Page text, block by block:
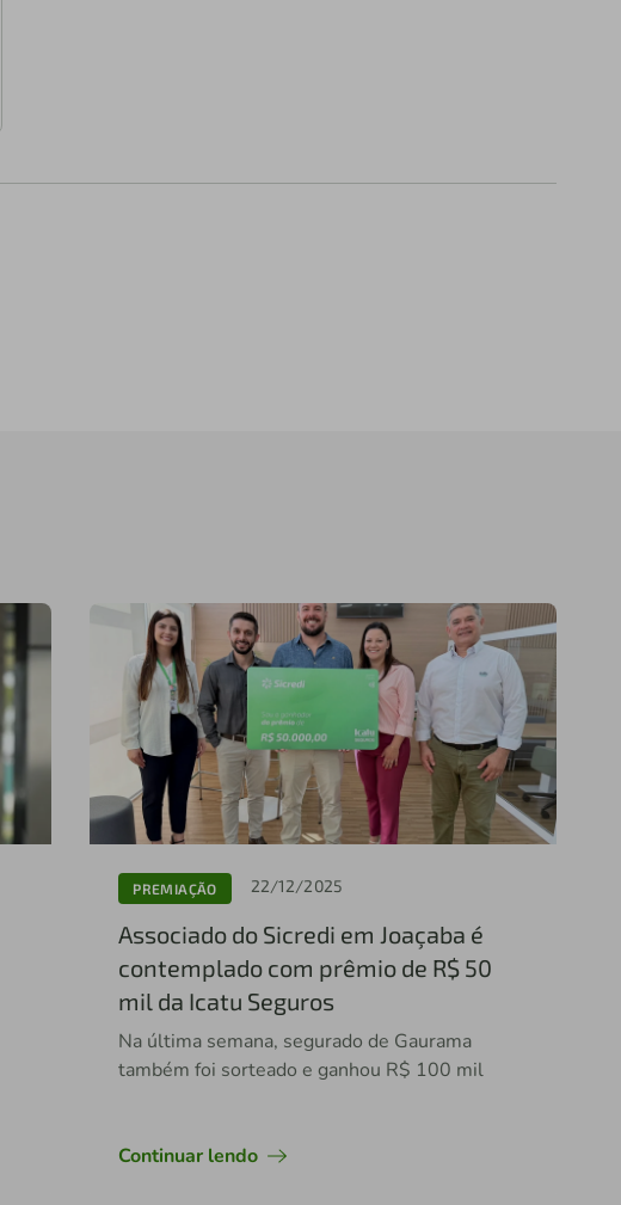
PREMIAÇÃO 22/12/2025
Associado do Sicredi em Joaçaba é
contemplado com prêmio de R$ 50
mil da Icatu Seguros
Na última semana, segurado de Gaurama
também foi sorteado e ganhou R$ 100 mil
Continuar lendo